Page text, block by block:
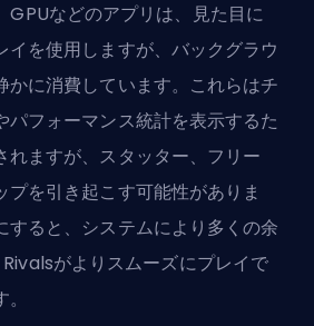
などのアプリは、見た目に
イを使用しますが、バックグラウ
かに消費しています。これらはチ
パフォーマンス統計を表示するた
れますが、スタッター、フリー
プを引き起こす可能性がありま
すると、システムにより多くの余
がよりスムーズにプレイで